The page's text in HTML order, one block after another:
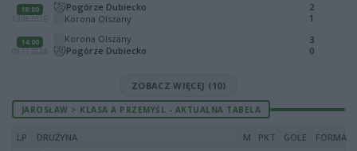
18:00
13.06.2025
Pogórze Dubiecko
Korona Olszany
2
1
14:00
09.11.2024
Korona Olszany
Pogórze Dubiecko
3
0
ZOBACZ WIĘCEJ (10)
JAROSŁAW > KLASA A PRZEMYŚL - AKTUALNA TABELA
LP DRUŻYNA M PKT GOLE FORMA